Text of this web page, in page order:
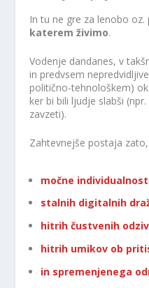
In tu ne gre za lenobo
katerem živimo.
Vodenje dandanes, v
in predvsem
politično-tehnološkem)
ker bi bili ljudje slabši
zavzeti).
Zahtevnejše postaja
močne
stalnih digitalnih
hitrih čustvenih
hitrih umikov ob
in spremenjenega